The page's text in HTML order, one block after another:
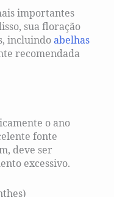
importantes
sua floração
incluindoabelhas
recomendada
o ano
fonte
deve ser
excessivo.